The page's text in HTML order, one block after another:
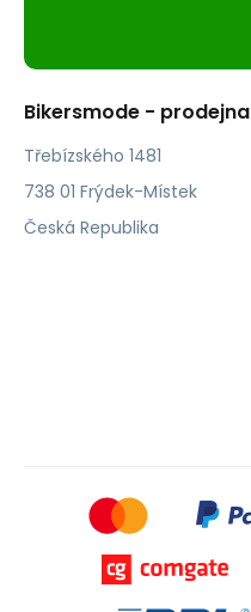
Bikersmode - prodejna
Třebízského 1481
738 01 Frýdek-Místek
Česká Republika